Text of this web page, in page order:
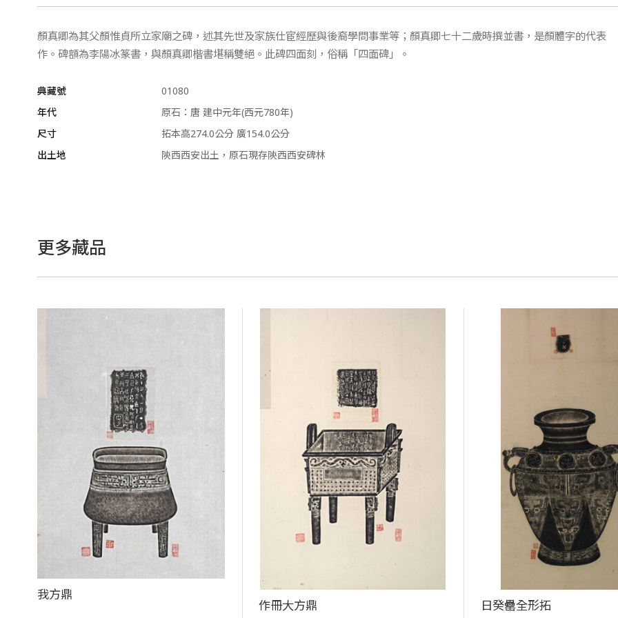
顏真卿為其父顏惟貞所立家廟之碑，述其先世及家族仕宦經歷與後裔學問事業等；顏真卿七十二歲時撰並書，是顏體字的代表
作。碑額為李陽冰篆書，與顏真卿楷書堪稱雙絕。此碑四面刻，俗稱「四面碑」。
典藏號
01080
年代
原石：唐 建中元年(西元780年)
尺寸
拓本高274.0公分 廣154.0公分
出土地
陝西西安出土，原石現存陝西西安碑林
更多藏品
我方鼎
作冊大方鼎 日癸罍全形拓